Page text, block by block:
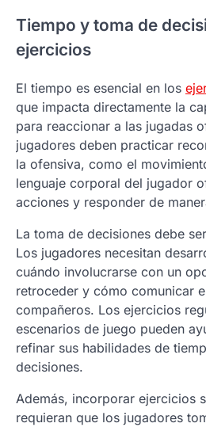
Tiempo y toma de
ejercicios
El tiempo es esencial en los
que impacta directamente la
para reaccionar a las jugadas
jugadores deben practicar
la ofensiva, como el
lenguaje corporal del jugador
acciones y responder de
La toma de decisiones debe
Los jugadores necesitan
cuándo involucrarse con un
retroceder y cómo comunicar
compañeros. Los ejercicios
escenarios de juego pueden
refinar sus habilidades de
decisiones.
Además, incorporar ejercicios
requieran que los jugadores